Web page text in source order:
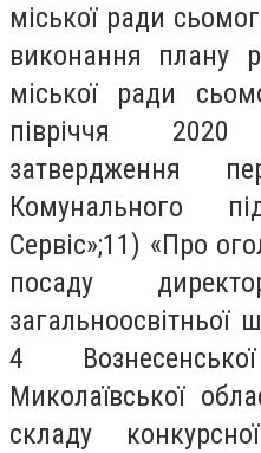
міської ради
виконання плану
міської ради
півріччя
затвердження
Комунального
Сервіс»;11) «Про
посаду
загальноосвітньої
4
Миколаївської
складу